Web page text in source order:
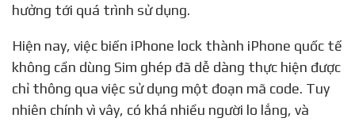
hưởng tới quá trình sử dụng.
Hiện nay, việc biến iPhone lock thành iPhone quốc tế
không cần dùng Sim ghép đã dễ dàng thực hiện được
chỉ thông qua việc sử dụng một đoạn mã code. Tuy
nhiên chính vì vây, có khá nhiều người lo lắng, và